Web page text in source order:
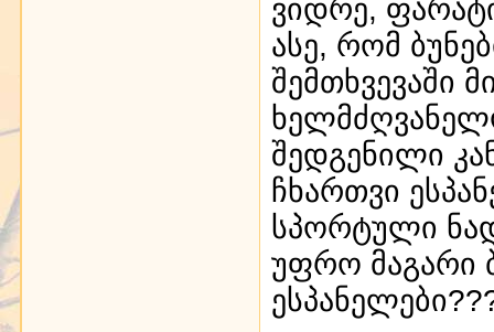
ვიდრე,
ასე, რომ
შემთხვევაში
შედგენილი
ჩხართვი
სპორტული
უფრო მაგარი